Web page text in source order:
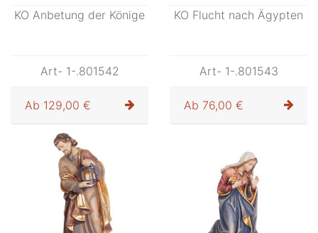
KO Anbetung der Könige
Art- 1-.801542
Ab 129,00 €
KO Flucht nach Ägypten
Art- 1-.801543
Ab 76,00 €